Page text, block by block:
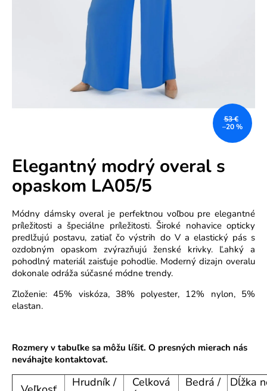
Elegantný modrý overal s
opaskom LA05/5
Módny dámsky overal je perfektnou voľbou pre elegantné
príležitosti a špeciálne príležitosti. Široké nohavice opticky
predlžujú postavu, zatiaľ čo výstrih do V a elastický pás s
ozdobným opaskom zvýrazňujú ženské krivky. Ľahký a
pohodlný materiál zaisťuje pohodlie. Moderný dizajn overalu
dokonale odráža súčasné módne trendy.
Zloženie: 45% viskóza, 38% polyester, 12% nylon, 5%
elastan.
Rozmery v tabuľke sa môžu líšiť. O presných mierach nás
neváhajte kontaktovať.
Hrudník /
Celková
Bedrá /
Dĺžka
53 €
–20 %
HĽADAŤ
O
d
p
o
r
ú
m
e